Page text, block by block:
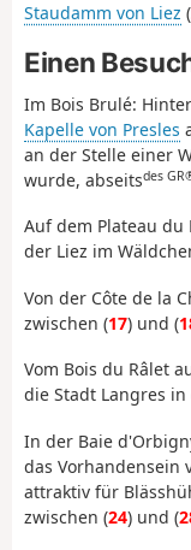
Staudamm von Liez (
Einen
Im Bois Brulé:
Kapelle von Presles
an der Stelle einer
wurde, abseitsdes
Auf dem Plateau
der Liez im
Von der Côte de la
zwischen (17) und (
Vom Bois du Râlet
die Stadt Langres in
In der Baie
das Vorhandensein
attraktiv für
zwischen (24) und (